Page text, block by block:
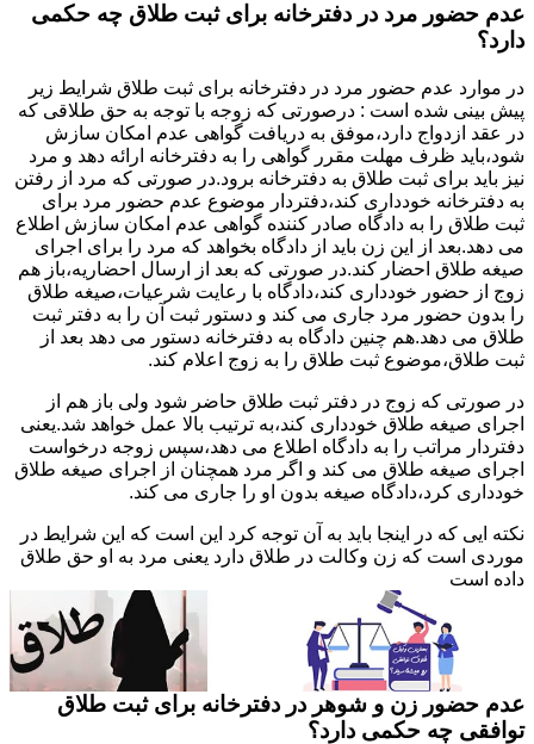
عدم حضور مرد در دفترخانه برای ثبت طلاق چه حکمی
دارد؟
در موارد عدم حضور مرد در دفترخانه برای ثبت طلاق شرایط زیر
پیش بینی شده است : درصورتی که زوجه با توجه به حق طلاقی که
در عقد ازدواج دارد،موفق به دریافت گواهی عدم امکان سازش
شود،باید ظرف مهلت مقرر گواهی را به دفترخانه ارائه دهد و مرد
نیز باید برای ثبت طلاق به دفترخانه برود.در صورتی که مرد از رفتن
به دفترخانه خودداری کند،دفتردار موضوع عدم حضور مرد برای
ثبت طلاق را به دادگاه صادر کننده گواهی عدم امکان سازش اطلاع
می دهد.بعد از این زن باید از دادگاه بخواهد که مرد را برای اجرای
صیغه طلاق احضار کند.در صورتی که بعد از ارسال احضاریه،باز هم
زوج از حضور خودداری کند،دادگاه با رعایت شرعیات،صیغه طلاق
را بدون حضور مرد جاری می کند و دستور ثبت آن را به دفتر ثبت
طلاق می دهد.هم چنین دادگاه به دفترخانه دستور می دهد بعد از
ثبت طلاق،موضوع ثبت طلاق را به زوج اعلام کند.
در صورتی که زوج در دفتر ثبت طلاق حاضر شود ولی باز هم از
اجرای صیغه طلاق خودداری کند،به ترتیب بالا عمل خواهد شد.یعنی
دفتردار مراتب را به دادگاه اطلاع می دهد،سپس زوجه درخواست
اجرای صیغه طلاق می کند و اگر مرد همچنان از اجرای صیغه طلاق
خودداری کرد،دادگاه صیغه بدون او را جاری می کند.
نکته ایی که در اینجا باید به آن توجه کرد این است که این شرایط در
موردی است که زن وکالت در طلاق دارد یعنی مرد به او حق طلاق
داده است
عدم حضور زن و شوهر در دفترخانه برای ثبت طلاق
توافقی چه حکمی دارد؟